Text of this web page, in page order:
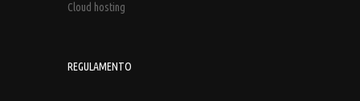
Cloud hosting
REGULAMENTO